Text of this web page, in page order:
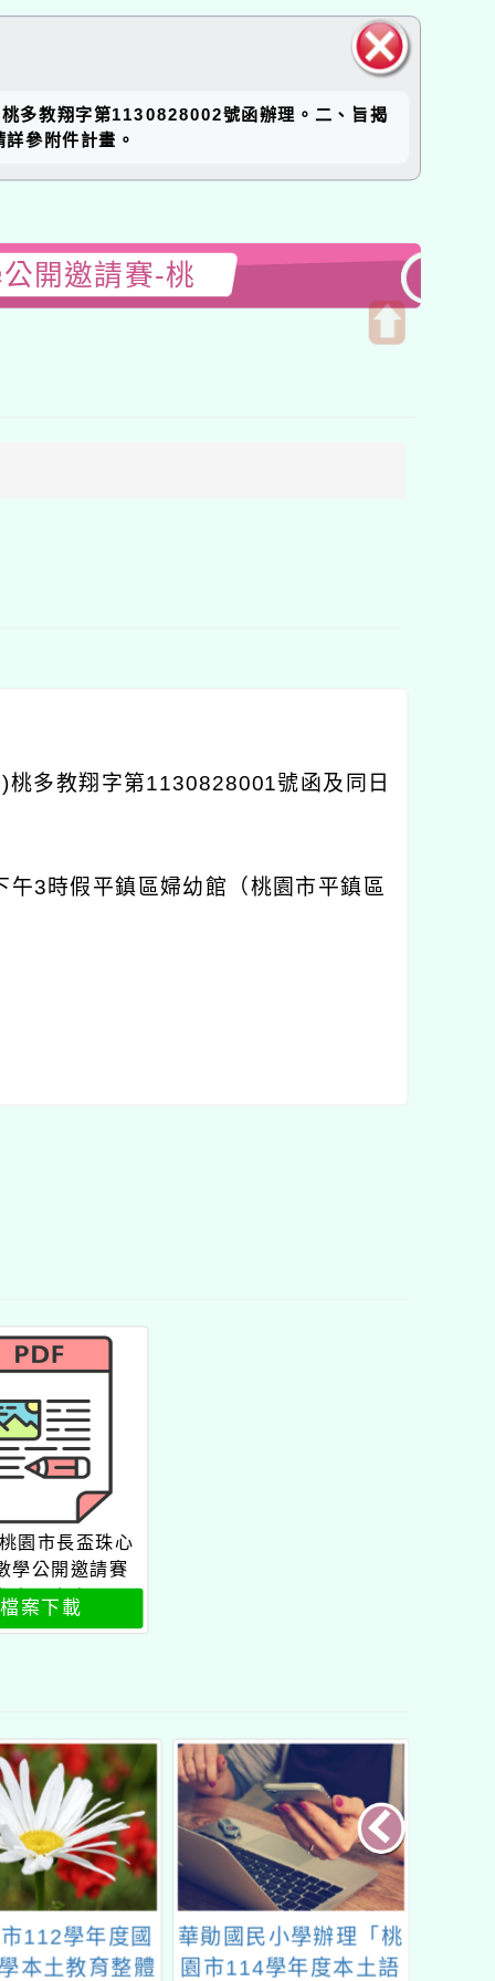
塊
多教翔字第1130828002號函辦理。二、旨揭
參附件計畫。
開邀請賽-桃
)桃多教翔字第1130828001號函及同日
午3時假平鎮區婦幼館（桃園市平鎮區
園市長盃珠心
學公開邀請賽
參賽同意書
檔案下載
市112學年度國
本土教育整體
華勛國民小學辦理「桃
園市114學年度本土語